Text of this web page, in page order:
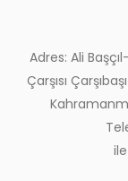
Adres: Ali
Çarşısı